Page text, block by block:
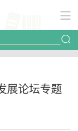
展论坛专题